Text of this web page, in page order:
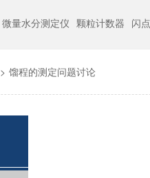
微量水分测定仪 颗粒计数器 闪
> 馏程的测定问题讨论